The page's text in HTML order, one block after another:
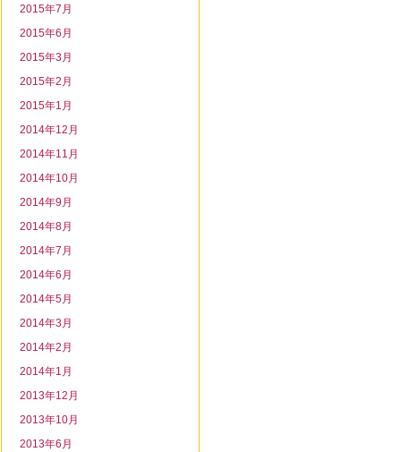
2015年7月
2015年6月
2015年3月
2015年2月
2015年1月
2014年12月
2014年11月
2014年10月
2014年9月
2014年8月
2014年7月
2014年6月
2014年5月
2014年3月
2014年2月
2014年1月
2013年12月
2013年10月
2013年6月